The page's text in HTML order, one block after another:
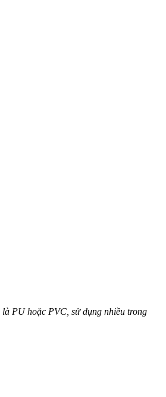
PU hoặc PVC, sử dụng nhiều trong